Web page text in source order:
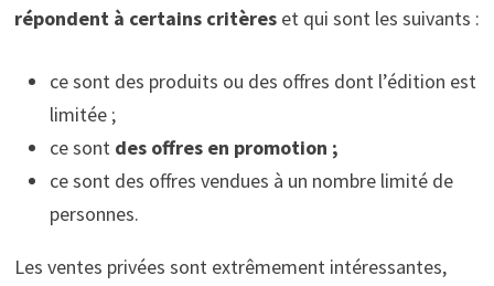
répondent à certains critères et qui sont les suivants :
ce sont des produits ou des offres dont l’édition est
limitée ;
ce sont des offres en promotion ;
ce sont des offres vendues à un nombre limité de
personnes.
Les ventes privées sont extrêmement intéressantes,